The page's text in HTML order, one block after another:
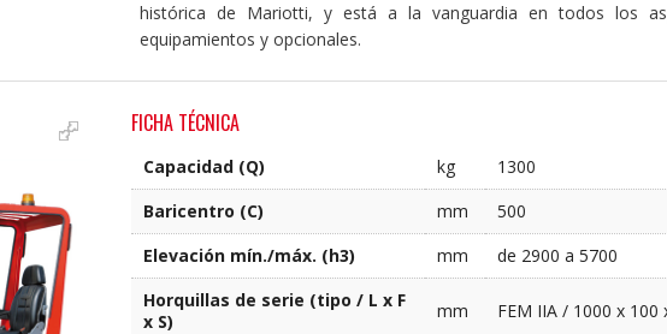
histórica de Mariotti, y está a la vanguardia en todos los
equipamientos y opcionales.
FICHA TÉCNICA
Capacidad (Q) kg
1300
Baricentro (C)
mm
500
Elevación mín./máx. (h3)
mm
de 2900 a 5700
Horquillas de serie (tipo / L x F
x S)
mm FEM IIA / 1000 x 100